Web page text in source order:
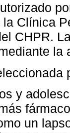
Clínica
CHPR.
la
y
un